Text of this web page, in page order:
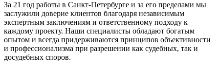
За 21 год работы в Санкт-Петербурге и за его пределами мы
заслужили доверие клиентов благодаря независимым
экспертным заключениям и ответственному подходу к
каждому проекту. Наши специалисты обладают богатым
опытом и всегда придерживаются принципов объективности
и профессионализма при разрешении как судебных, так и
досудебных споров.